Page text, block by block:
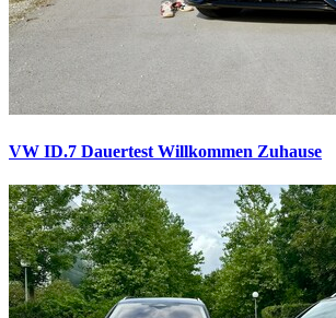
VW ID.7 Dauertest Willkommen Zuhause